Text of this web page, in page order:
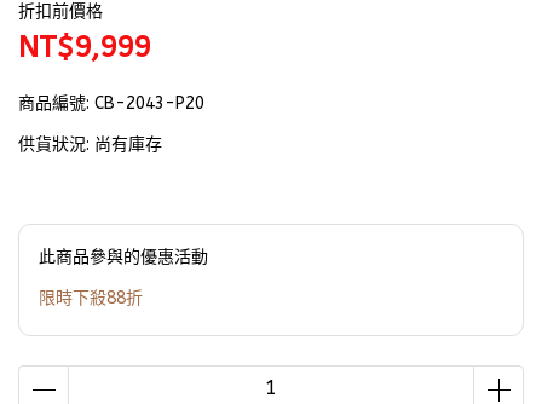
折扣前價格
NT$9,999
商品編號: CB-2043-P20
供貨狀況: 尚有庫存
此商品參與的優惠活動
限時下殺88折